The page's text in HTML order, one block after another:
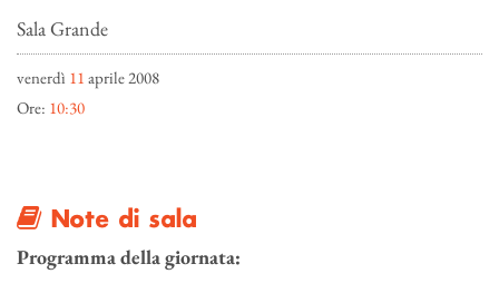
Sala Grande
venerdì 11 aprile 2008
Ore: 10:30
Note di sala
Programma della giornata: